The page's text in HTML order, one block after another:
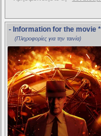
- Information for the movie
(Πληροφορίες για την ταινία)